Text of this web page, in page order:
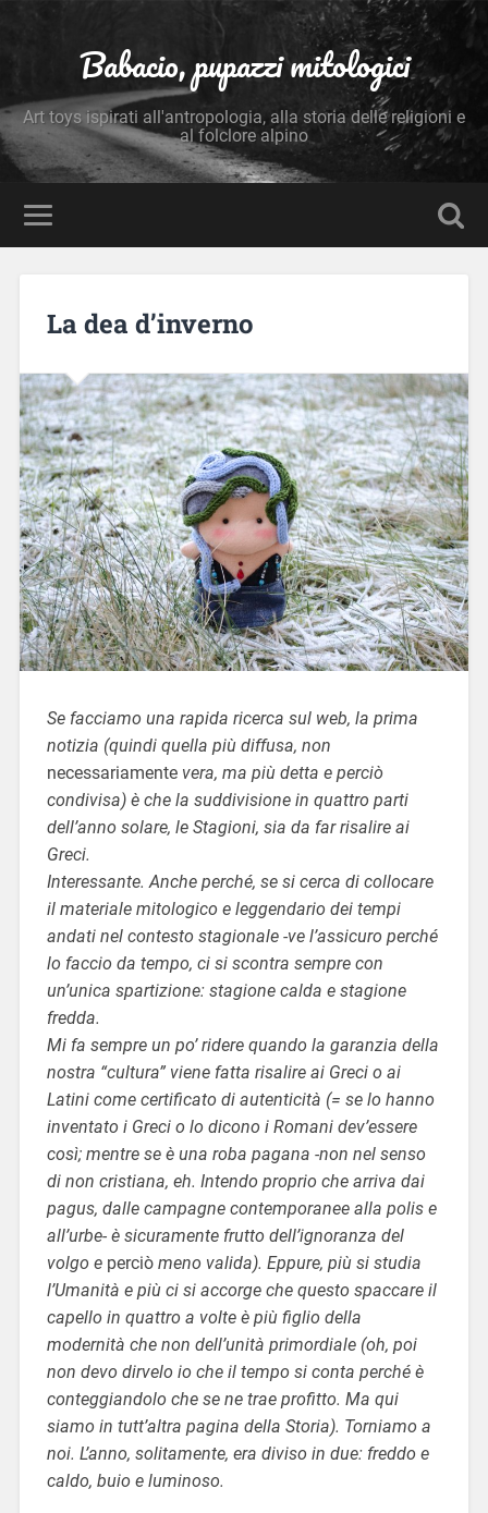
Babacio, pupazzi mitologici
Art toys ispirati all'antropologia, alla storia delle religioni e
al folclore alpino
La dea d’inverno
Se facciamo una rapida ricerca sul web, la prima
notizia (quindi quella più diffusa, non
necessariamentevera, ma più detta e perciò
condivisa) è che la suddivisione in quattro parti
dell’anno solare, le Stagioni, sia da far risalire ai
Greci.
Interessante. Anche perché, se si cerca di collocare
il materiale mitologico e leggendario dei tempi
andati nel contesto stagionale -ve l’assicuro perché
lo faccio da tempo, ci si scontra sempre con
un’unica spartizione: stagione calda e stagione
fredda.
Mi fa sempre un po’ ridere quando la garanzia della
nostra “cultura” viene fatta risalire ai Greci o ai
Latini come certificato di autenticità (= se lo hanno
inventato i Greci o lo dicono i Romani dev’essere
così; mentre se è una roba pagana -non nel senso
di non cristiana, eh. Intendo proprio che arriva dai
pagus, dalle campagne contemporanee alla polis e
all’urbe- è sicuramente frutto dell’ignoranza del
volgo e perciòmeno valida). Eppure, più si studia
l’Umanità e più ci si accorge che questo spaccare il
capello in quattro a volte è più figlio della
modernità che non dell’unità primordiale (oh, poi
non devo dirvelo io che il tempo si conta perché è
conteggiandolo che se ne trae profitto. Ma qui
siamo in tutt’altra pagina della Storia). Torniamo a
noi. L’anno, solitamente, era diviso in due: freddo e
caldo, buio e luminoso.